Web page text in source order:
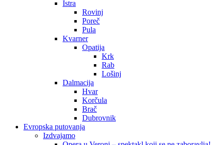
Istra
Rovinj
Poreč
Pula
Kvarner
Opatija
Krk
Rab
Lošinj
Dalmacija
Hvar
Korčula
Brač
Dubrovnik
Evropska putovanja
Izdvajamo